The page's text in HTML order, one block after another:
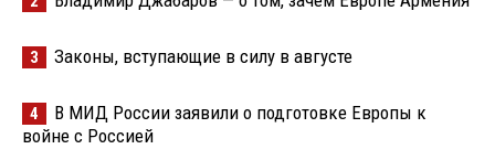
3 Законы, вступающие в силу в августе
4
В МИД России заявили о подготовке Европы к
войне с Россией